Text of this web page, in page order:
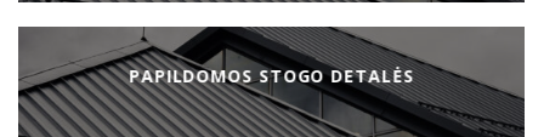
PAPILDOMOS STOGO DETALĖS